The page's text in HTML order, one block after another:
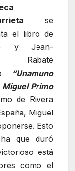
se
el libro de
y Jean-
Rabaté
“Unamuno
Miguel Primo
de Rivera
Miguel
Esto
que duró
está
como el